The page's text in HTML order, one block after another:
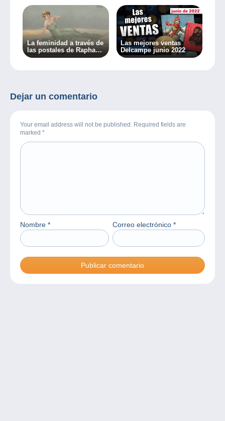
La feminidad a través de
las postales de Raphaël
Kirchner
Las mejores ventas
Delcampe junio 2022
Dejar un comentario
Your email address will not be published. Required fields are
marked *
Nombre * Correo electrónico *